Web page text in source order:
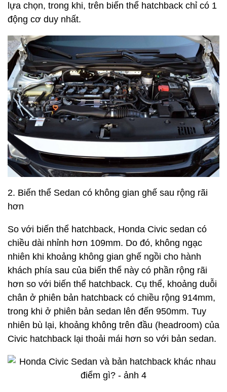
lựa chọn, trong khi, trên biến thể hatchback chỉ có 1
động cơ duy nhất.
2. Biến thể Sedan có không gian ghế sau rộng rãi
hơn
So với biến thể hatchback, Honda Civic sedan có
chiều dài nhỉnh hơn 109mm. Do đó, không ngạc
nhiên khi khoảng không gian ghế ngồi cho hành
khách phía sau của biến thể này có phần rộng rãi
hơn so với biến thể hatchback. Cụ thể, khoảng duỗi
chân ở phiên bản hatchback có chiều rộng 914mm,
trong khi ở phiên bản sedan lên đến 950mm. Tuy
nhiên bù lại, khoảng không trên đầu (headroom) của
Civic hatchback lại thoải mái hơn so với bản sedan.